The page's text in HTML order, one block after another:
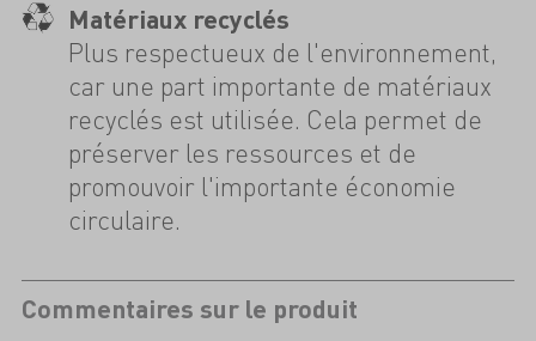
Matériaux recyclés
Plus respectueux de l'environnement,
car une part importante de matériaux
recyclés est utilisée. Cela permet de
préserver les ressources et de
promouvoir l'importante économie
circulaire.
Commentaires sur le produit